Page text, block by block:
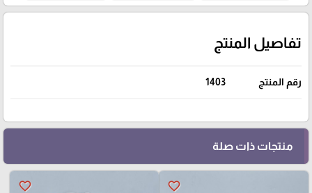
تفاصيل المنتج
رقم المنتج 1403
منتجات ذات صلة
favorite_border
favorite_border